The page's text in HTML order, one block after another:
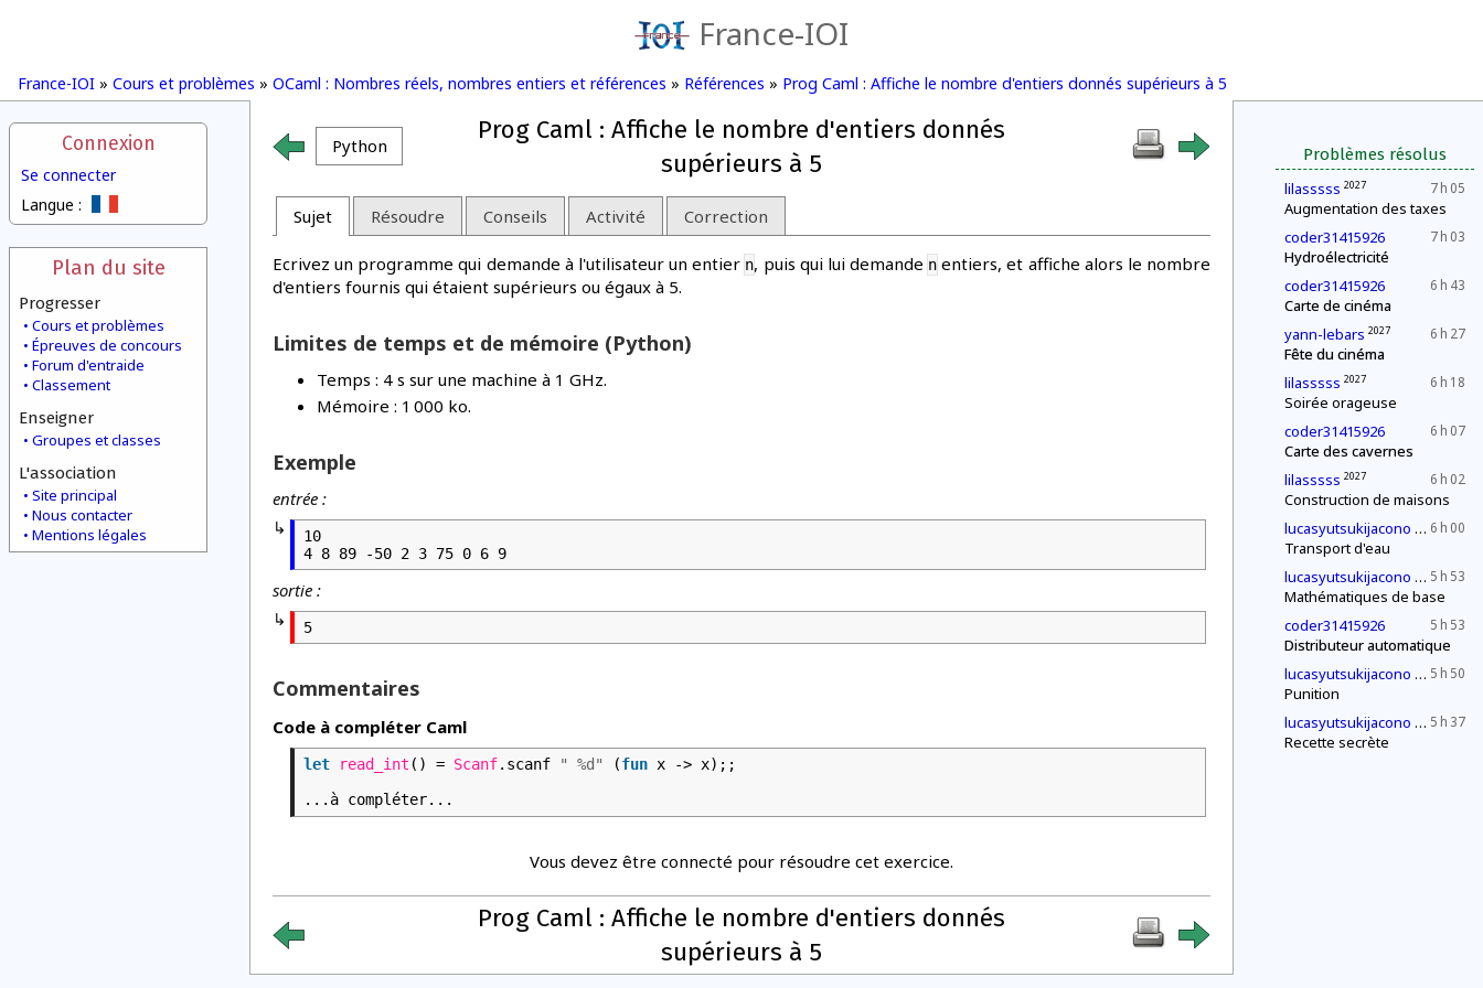
France-IOI
France-IOI » Cours et problèmes » OCaml : Nombres réels, nombres entiers et références » Références » Prog Caml : Affiche le nombre d'entiers donnés supérieurs à 5
Connexion
Se connecter
Langue :
Plan du site
Progresser
Cours et problèmes
Épreuves de concours
Forum d'entraide
Classement
Enseigner
Groupes et classes
L'association
Site principal
Nous contacter
Mentions légales
Problèmes résolus
7 h 05
lilasssss 2027
Augmentation des taxes
7 h 03
coder31415926
Hydroélectricité
6 h 43
coder31415926
Carte de cinéma
6 h 27
yann-lebars 2027
Fête du cinéma
6 h 18
lilasssss 2027
Soirée orageuse
6 h 07
coder31415926
Carte des cavernes
6 h 02
lilasssss 2027
Construction de maisons
6 h 00
lucasyutsukijacono 2030
Transport d'eau
5 h 53
lucasyutsukijacono 2030
Mathématiques de base
5 h 53
coder31415926
Distributeur automatique
5 h 50
lucasyutsukijacono 2030
Punition
5 h 37
lucasyutsukijacono 2030
Recette secrète
Python
Prog Caml : Affiche le nombre d'entiers donnés
supérieurs à 5
Sujet Résoudre Conseils Activité Correction
Ecrivez un programme qui demande à l'utilisateur un entier n, puis qui lui demande n entiers, et affiche alors le nombre
d'entiers fournis qui étaient supérieurs ou égaux à 5.
Limites de temps et de mémoire (Python)
Temps : 4 s sur une machine à 1 GHz.
Mémoire : 1 000 ko.
Exemple
entrée :
10
4 8 89 -50 2 3 75 0 6 9
sortie :
5
Commentaires
Code à compléter Caml
let read_int () = Scanf.scanf " %d" (fun x -> x);;
...à compléter...
Vous devez être connecté pour résoudre cet exercice.
Prog Caml : Affiche le nombre d'entiers donnés
supérieurs à 5